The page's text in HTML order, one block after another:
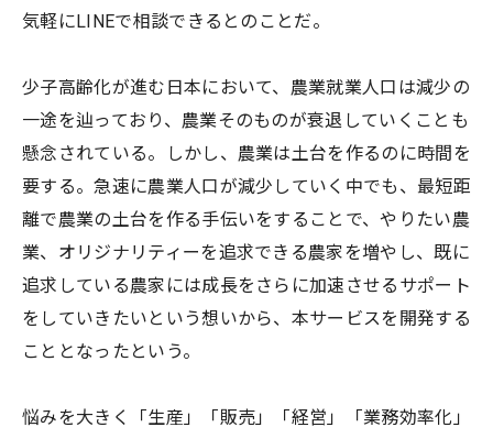
気軽にLINEで相談できるとのことだ。
少子高齢化が進む日本において、農業就業人口は減少の
一途を辿っており、農業そのものが衰退していくことも
懸念されている。しかし、農業は土台を作るのに時間を
要する。急速に農業人口が減少していく中でも、最短距
離で農業の土台を作る手伝いをすることで、やりたい農
業、オリジナリティーを追求できる農家を増やし、既に
追求している農家には成長をさらに加速させるサポート
をしていきたいという想いから、本サービスを開発する
こととなったという。
悩みを大きく「生産」「販売」「経営」「業務効率化」